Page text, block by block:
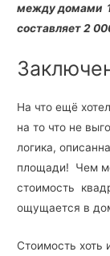
между домами
составляет 2
На что ещё
на то что не
логика,
площади! Чем
стоимость
ощущается в
Стоимость